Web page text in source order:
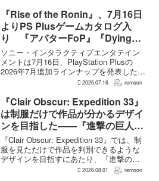
ユーザーレビューは5,710件に達し、う...
『Rise of the Ronin』、7月16日
よりPS Plusゲームカタログ入
り 『アバターFoP』『Dying
Light』なども順次配信
ソニー・インタラクティブエンタテイン
メントは7月16日、PlayStation Plusの
2026年7月追加ラインナップを発表した。
幕末の日本を舞台とするTeam NINJAのオ
the Ron...
2026.07.16 remoon
『Clair Obscur: Expedition 33』
は制服だけで作品が分かるデザイ
ンを目指した――『進撃の巨人』
の制服と『BLEACH』のキャラ
造形が影響
『Clair Obscur: Expedition 33』では、制
服を見ただけで作品を判別できるような
デザインを目指すにあたり、『進撃の巨
人』を参考にしたという。あわせて、キ
2026.08.01 remoon